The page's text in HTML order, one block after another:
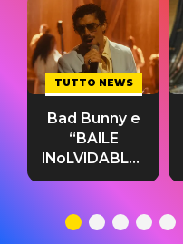
TUTTO NEWS
Bad Bunny e
“BAILE
INoLVIDABLE”:
testo,
significato